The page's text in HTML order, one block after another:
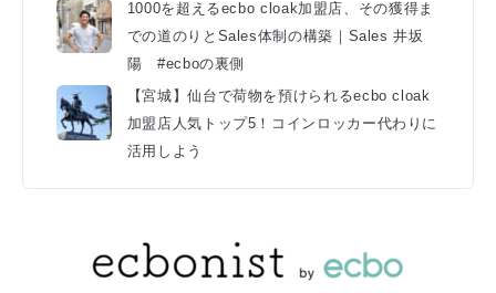
1000を超えるecbo cloak加盟店、その獲得ま
での道のりとSales体制の構築｜Sales 井坂
陽 #ecboの裏側
【宮城】仙台で荷物を預けられるecbo cloak
加盟店人気トップ5！コインロッカー代わりに
活用しよう